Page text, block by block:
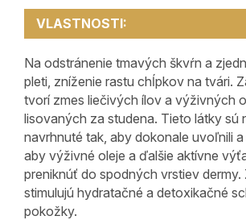
VLASTNOSTI:
Na odstránenie tmavých škvŕn a
pleti, zníženie rastu chĺpkov na tvári.
tvorí zmes liečivých ílov a výživných
lisovaných za studena. Tieto látky sú
navrhnuté tak, aby dokonale uvoľnili a
aby výživné oleje a ďalšie aktívne
preniknúť do spodných vrstiev dermy.
stimulujú hydratačné a detoxikačné
pokožky.